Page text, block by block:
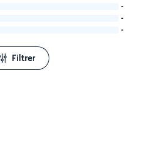
-
-
-
Filtrer